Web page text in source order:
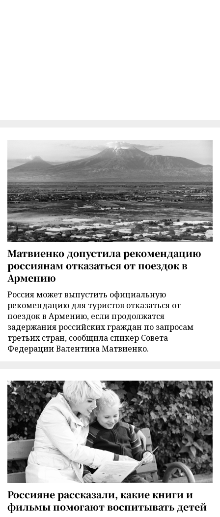
Матвиенко допустила рекомендацию
россиянам отказаться от поездок в
Армению
Россия может выпустить официальную
рекомендацию для туристов отказаться от
поездок в Армению, если продолжатся
задержания российских граждан по запросам
третьих стран, сообщила спикер Совета
Федерации Валентина Матвиенко.
Россияне рассказали, какие книги и
фильмы помогают воспитывать детей